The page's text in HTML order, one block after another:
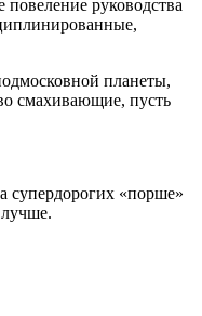
руководства
планеты,
смахивающие, пусть
супердорогих «порше»